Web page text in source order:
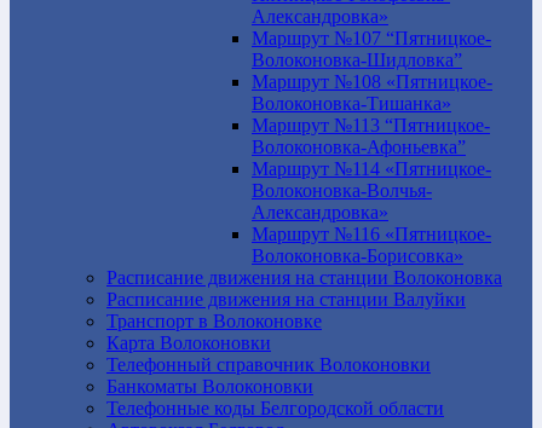
Александровка»
Маршрут №107 “Пятницкое-
Волоконовка-Шидловка”
Маршрут №108 «Пятницкое-
Волоконовка-Тишанка»
Маршрут №113 “Пятницкое-
Волоконовка-Афоньевка”
Маршрут №114 «Пятницкое-
Волоконовка-Волчья-
Александровка»
Маршрут №116 «Пятницкое-
Волоконовка-Борисовка»
Расписание движения на станции Волоконовка
Расписание движения на станции Валуйки
Транспорт в Волоконовке
Карта Волоконовки
Телефонный справочник Волоконовки
Банкоматы Волоконовки
Телефонные коды Белгородской области